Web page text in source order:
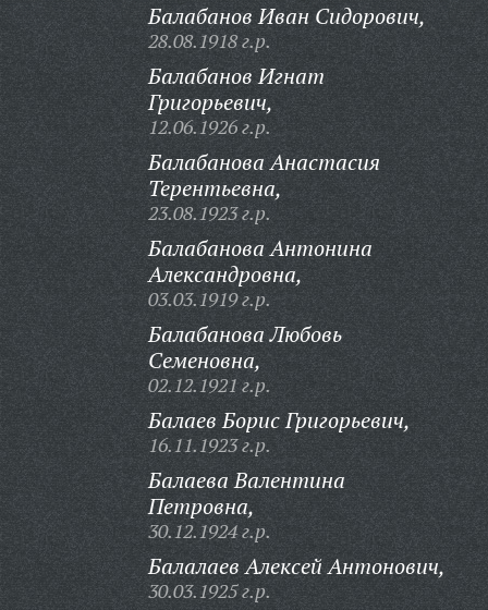
Балабанов Иван Сидорович,
28.08.1918 г.р.
Балабанов Игнат
Григорьевич,
12.06.1926 г.р.
Балабанова Анастасия
Терентьевна,
23.08.1923 г.р.
Балабанова Антонина
Александровна,
03.03.1919 г.р.
Балабанова Любовь
Семеновна,
02.12.1921 г.р.
Балаев Борис Григорьевич,
16.11.1923 г.р.
Балаева Валентина
Петровна,
30.12.1924 г.р.
Балалаев Алексей Антонович,
30.03.1925 г.р.